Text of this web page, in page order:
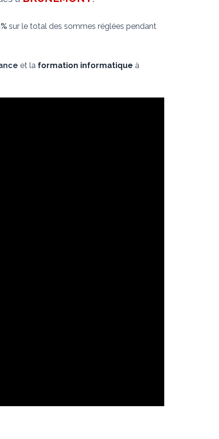
sur le total des sommes réglées pendant
et la formation informatique à